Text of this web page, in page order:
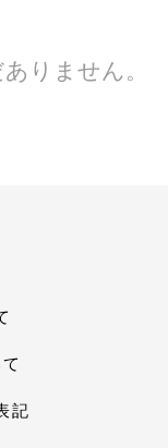
りません。
記